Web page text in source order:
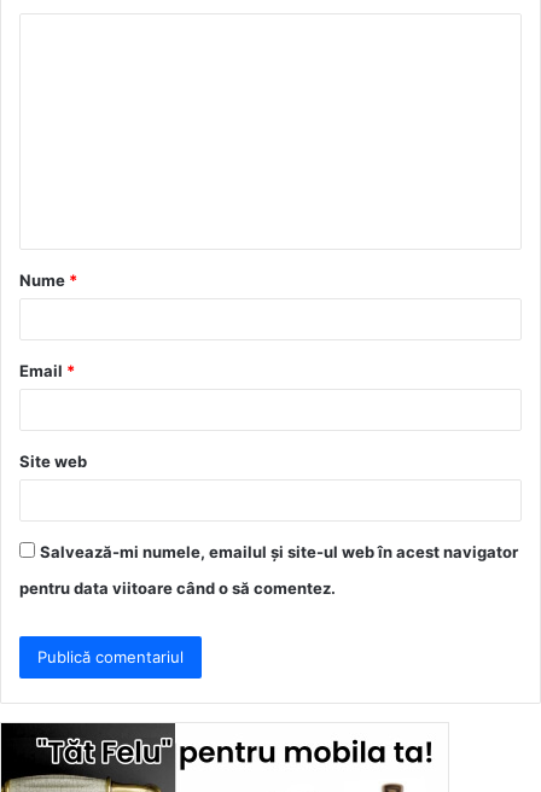
a
r
*
Nume *
Email *
Site web
Salvează-mi numele, emailul și site-ul web în acest navigator
pentru data viitoare când o să comentez.